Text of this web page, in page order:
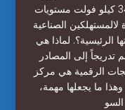
محطة التوزيع تعمل عادة في 2.4 - 34.5 كيلو فولت مستويات
لالمستهلكين الصناعية
الرئيسية؟. لماذا هي
تدريجاً إلى المصادر
الرقمية هي مركز
ما يجعلها مهمة،